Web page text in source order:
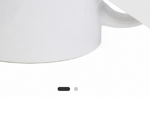
Mouse Pads
Pingentes
Placas
Porcelanatos